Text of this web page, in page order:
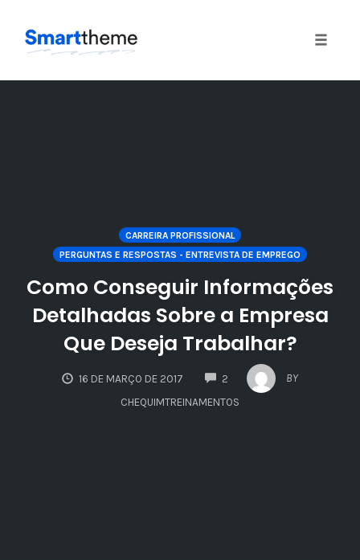
CARREIRA PROFISSIONAL
PERGUNTAS E RESPOSTAS - ENTREVISTA DE EMPREGO
Como Conseguir Informações
Detalhadas Sobre a Empresa
Que Deseja Trabalhar?
16 DE MARÇO DE 2017 2
COMMENTS
BY
CHEQUIMTREINAMENTOS